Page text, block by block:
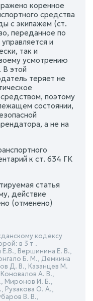
коренное
средства
с экипажем (ст.
переданное по
и
так и
усмотрению
В этой
теряет не
поэтому
состоянии,
а не на
к ст. 634 ГК
статья
действие
(отменено)
кодексу
в 3 т .
Вершинина Е. В.,
Б. М., Демкина
Д. В., Казанцев М.
А. В.,
Миронов И. Б.,
О. А.,
В. В.,